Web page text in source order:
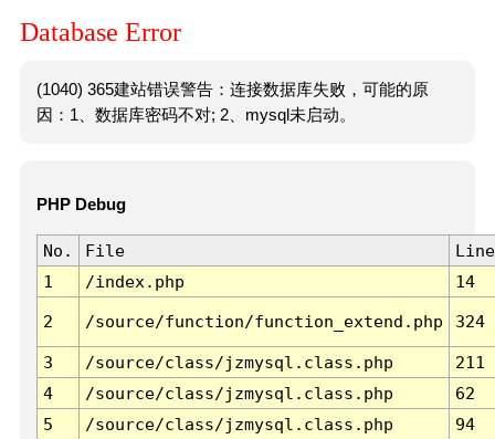
Database Error
(1040) 365建站错误警告：连接数据库失败，可能的原
因：1、数据库密码不对; 2、mysql未启动。
PHP Debug
No. File
Line
1
/index.php 14
2 /source/function/function_extend.php 324
3 /source/class/jzmysql.class.php
211
4
/source/class/jzmysql.class.php
62
5
/source/class/jzmysql.class.php
94